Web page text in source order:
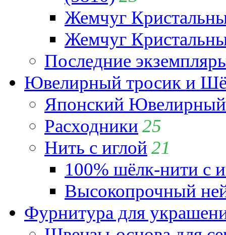
Жемчуг
Жемчуг
Последние
Ювелирный тросик и
Японский
Расходники 25
Нить с иглой 21
100% шёлк-нити с
Высокопрочный
Фурнитура для